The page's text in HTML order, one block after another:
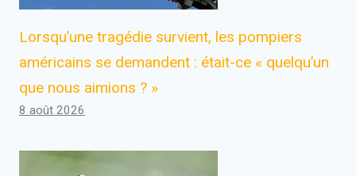
Lorsqu’une tragédie survient, les pompiers
américains se demandent : était-ce « quelqu’un
que nous aimions ? »
8 août 2026